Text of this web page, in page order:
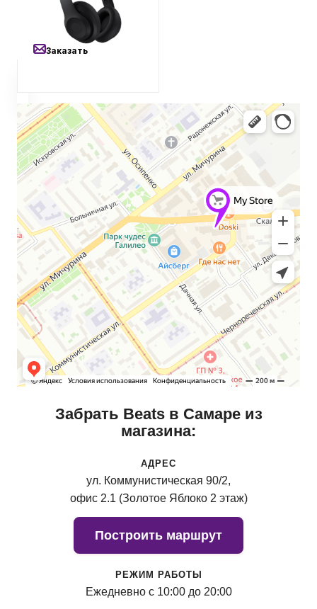
Автомобильные аксессуары
Подарочные сертификаты
Аудио
Beats Studio Pro Black,
Заказать
Забрать Beats в Самаре из
магазина:
АДРЕС
ул. Коммунистическая 90/2,
офис 2.1 (Золотое Яблоко 2 этаж)
Построить маршрут
РЕЖИМ РАБОТЫ
Ежедневно с 10:00 до 20:00